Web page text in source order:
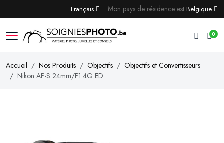
Mon pays de résidence est Belgique
Français
0
Accueil Nos Produits Objectifs
Objectifs et Convertisseurs
Nikon AF-S 24mm/F1.4G ED